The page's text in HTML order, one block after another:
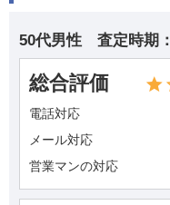
50代男性 査定時期：
総合評価
電話対応
メール対応
営業マンの対応